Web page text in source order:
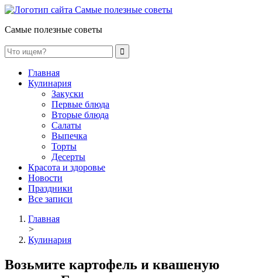
Самые полезные советы
Главная
Кулинария
Закуски
Первые блюда
Вторые блюда
Салаты
Выпечка
Торты
Десерты
Красота и здоровье
Новости
Праздники
Все записи
Главная
>
Кулинария
Возьмите картофель и квашеную